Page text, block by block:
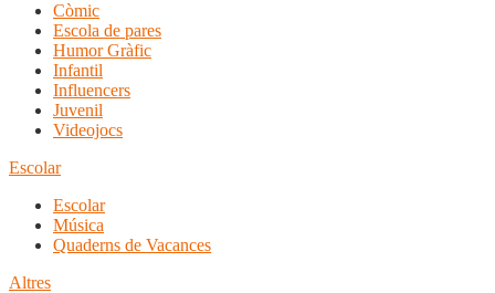
Còmic
Escola de pares
Humor Gràfic
Infantil
Influencers
Juvenil
Videojocs
Escolar
Escolar
Música
Quaderns de Vacances
Altres